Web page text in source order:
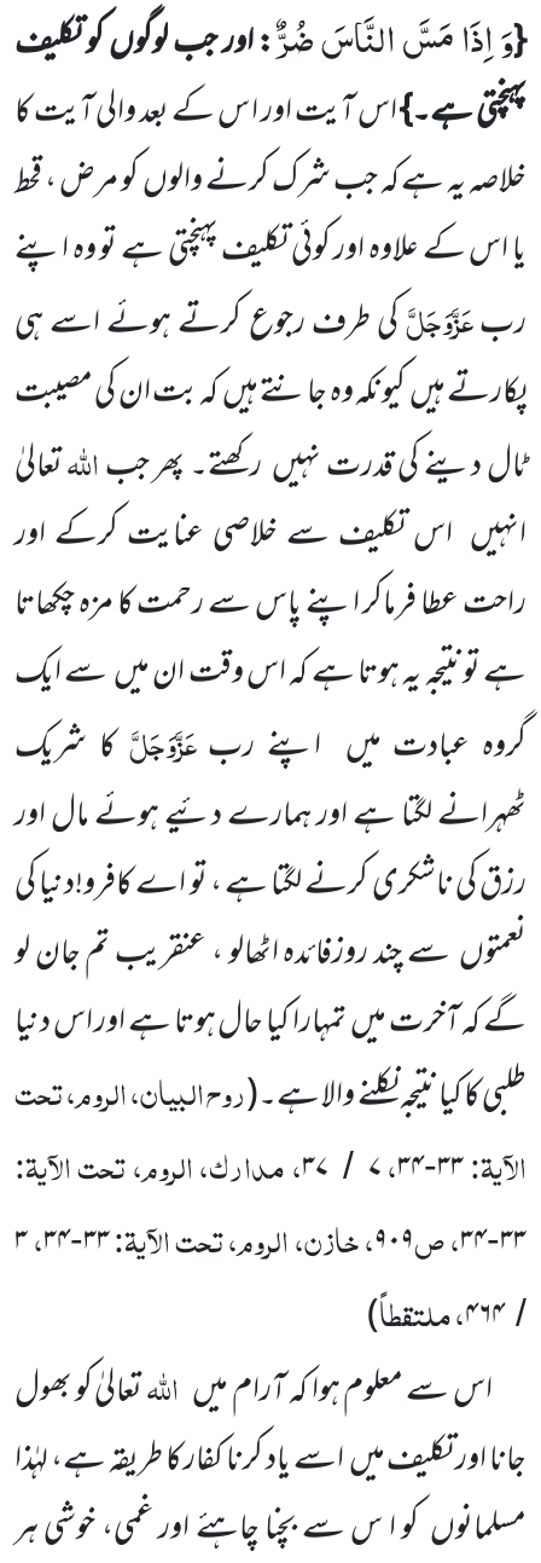
{وَ اِذَا مَسَّ النَّاسَ ضُرٌّ: اور جب لوگوں کو تکلیف
پہنچتی ہے۔}اس آیت اور ا س کے بعد والی آیت کا
خلاصہ یہ ہے کہ جب شرک کرنے والوں کو مرض ، قحط
یا اس کے علاوہ اور کوئی تکلیف پہنچتی ہے تو وہ اپنے
ربعَزَّوَجَلَّکی طرف رجوع کرتے ہوئے اسے ہی
پکارتے ہیں کیونکہ وہ جانتے ہیں کہ بت ان کی مصیبت
ٹال دینے کی قدرت نہیں رکھتے۔ پھر جباللہتعالیٰ
انہیں اس تکلیف سے خلاصی عنایت کرکے اور
راحت عطا فرماکر اپنے پاس سے رحمت کا مزہ چکھاتا
ہے تونتیجہ یہ ہوتا ہے کہ اس وقت ان میں سے ایک
گروہ عبادت میں اپنے ربعَزَّوَجَلَّکا شریک
ٹھہرانے لگتا ہے اور ہمارے دئیے ہوئے مال اور
رزق کی ناشکری کرنے لگتا ہے ، تو اے کافرو!دنیا کی
نعمتوں سے چند روزفائدہ اٹھالو ، عنقریب تم جان لو
گے کہ آخرت میں تمہارا کیا حال ہوتا ہے اور اس دنیا
طلبی کا کیا نتیجہ نکلنے والا ہے۔(روح البیان، الروم، تحت
الآیۃ:۳۳-۳۴،۷ / ۳۷، مدارک، الروم، تحت الآیۃ:
۳۳-۳۴، ص۹۰۹، خازن، الروم، تحت الآیۃ:۳۳-۳۴،۳
/۴۶۴، ملتقطاً)
اس سے معلوم ہوا کہ آرام میں اللہتعالیٰ کو بھول
جانا اور تکلیف میں اسے یاد کرنا کفار کا طریقہ ہے، لہٰذا
مسلمانوں کو ا س سے بچنا چاہئے اور غمی، خوشی ہر